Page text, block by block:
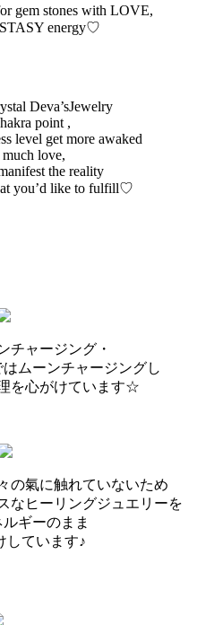
gem stones with LOVE,
energy♡
Deva’sJewelry
point ,
level get more awaked
love,
the reality
you’d like to fulfill♡
チャージング・
ムーンチャージングし
を心がけています☆
の氣に触れていないため
なヒーリングジュエリーを
ギーのまま
しています♪